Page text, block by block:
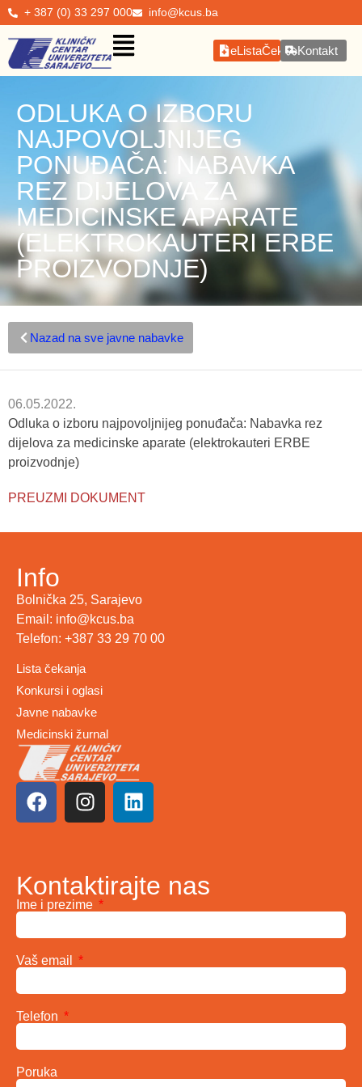
+ 387 (0) 33 297 000 info@kcus.ba
eListaČekanjaKontakt
ODLUKA O IZBORU
NAJPOVOLJNIJEG
PONUĐAČA: NABAVKA
REZ DIJELOVA ZA
MEDICINSKE APARATE
(ELEKTROKAUTERI ERBE
PROIZVODNJE)
Nazad na sve javne nabavke
06.05.2022.
Odluka o izboru najpovoljnijeg ponuđača: Nabavka rez
dijelova za medicinske aparate (elektrokauteri ERBE
proizvodnje)
PREUZMI DOKUMENT
Info
Bolnička 25, Sarajevo
Email: info@kcus.ba
Telefon: +387 33 29 70 00
Lista čekanja
Konkursi i oglasi
Javne nabavke
Medicinski žurnal
Kontaktirajte nas
Ime i prezime
Vaš email
Telefon
Poruka